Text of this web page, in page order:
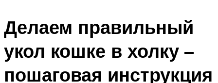
Делаем правильный
укол кошке в холку –
пошаговая инструкция